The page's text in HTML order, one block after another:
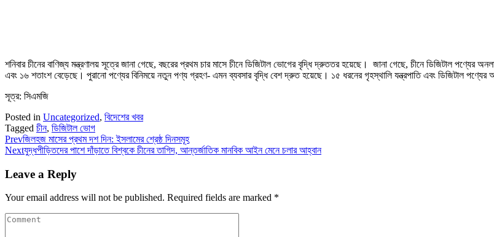
শনিবার চীনের বাণিজ্য মন্ত্রণালয় সূত্রে জানা গেছে, বছরের প্রথম চার মাসে চীনে ডিজিটাল ভোগের বৃদ্ধি দ্রুততর হয়েছে। জানা গেছে, চীনে ডিজিটাল
এবং ১৬ শতাংশ বেড়েছে। পুরানো পণ্যের বিনিময়ে নতুন পণ্য গ্রহণ- এমন ব্যবসার বৃদ্ধি বেশ দ্রুত হয়েছে। ১৫ ধরনের গৃহস্থালি যন্ত্রপাতি এবং ডিজিটাল পণ্যের
সূত্র: সিএমজি
Posted in Uncategorized, বিদেশের খবর
Tagged চীন, ডিজিটাল ভোগ
Prevজিলহজ মাসের প্রথম দশ দিন: ইসলামের শ্রেষ্ঠ দিনসমূহ
Nextযুদ্ধপীড়িতদের পাশে দাঁড়াতে বিশ্বকে চীনের তাগিদ, আন্তর্জাতিক মানবিক আইন মেনে চলার আহ্বান
Leave a Reply
Your email address will not be published. Required fields are marked *